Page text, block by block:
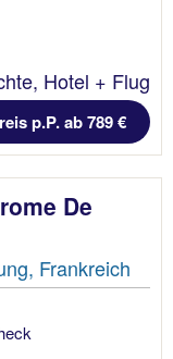
Hotel + Flug
p.P. ab 789 €
De
Frankreich